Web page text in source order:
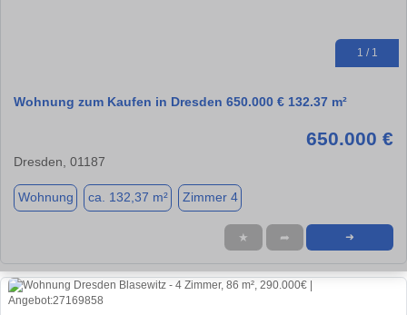
1 / 1
Wohnung zum Kaufen in Dresden 650.000 € 132.37 m²
650.000 €
Dresden, 01187
Wohnung ca. 132,37 m² Zimmer 4
★ ➦ ➜